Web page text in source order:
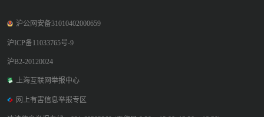
沪公网安备31010402000659
沪ICP备11033765号-9
沪B2-20120024
上海互联网举报中心
网上有害信息举报专区